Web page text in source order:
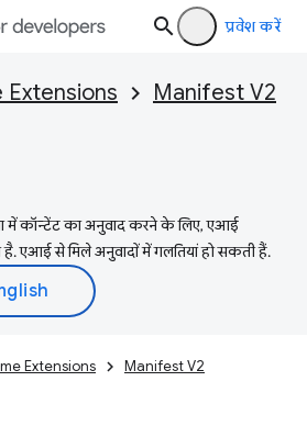
प्रवेश करें
Extensions
Manifest V2
में कॉन्टेंट का अनुवाद करने के लिए, एआई
एआई से मिले अनुवादों में गलतियां हो सकती हैं.
Extensions
Manifest V2